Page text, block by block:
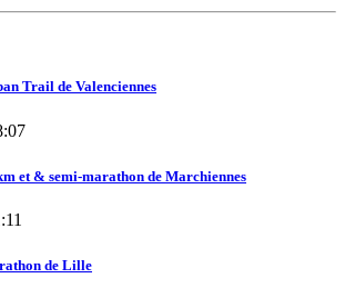
Trail de Valenciennes
et & semi-marathon de Marchiennes
de Lille